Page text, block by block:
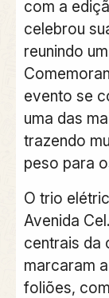
com a
celebrou
reunindo
evento se
uma das
trazendo
peso para
O trio
Avenida
centrais da
marcaram
foliões,